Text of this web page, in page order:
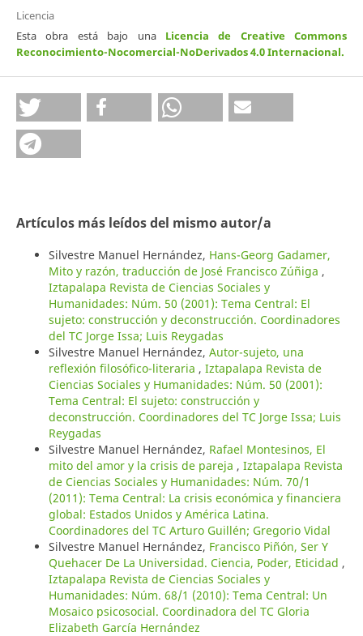
Licencia
Esta obra está bajo una Licencia de Creative Commons
Reconocimiento-Nocomercial-NoDerivados 4.0 Internacional.
Artículos más leídos del mismo autor/a
Silvestre Manuel Hernández, Hans-Georg Gadamer,
Mito y razón, traducción de José Francisco Zúñiga ,
Iztapalapa Revista de Ciencias Sociales y
Humanidades: Núm. 50 (2001): Tema Central: El
sujeto: construcción y deconstrucción. Coordinadores
del TC Jorge Issa; Luis Reygadas
Silvestre Manuel Hernández, Autor-sujeto, una
reflexión filosófico-literaria , Iztapalapa Revista de
Ciencias Sociales y Humanidades: Núm. 50 (2001):
Tema Central: El sujeto: construcción y
deconstrucción. Coordinadores del TC Jorge Issa; Luis
Reygadas
Silvestre Manuel Hernández, Rafael Montesinos, El
mito del amor y la crisis de pareja , Iztapalapa Revista
de Ciencias Sociales y Humanidades: Núm. 70/1
(2011): Tema Central: La crisis económica y financiera
global: Estados Unidos y América Latina.
Coordinadores del TC Arturo Guillén; Gregorio Vidal
Silvestre Manuel Hernández, Francisco Piñón, Ser Y
Quehacer De La Universidad. Ciencia, Poder, Eticidad ,
Iztapalapa Revista de Ciencias Sociales y
Humanidades: Núm. 68/1 (2010): Tema Central: Un
Mosaico psicosocial. Coordinadora del TC Gloria
Elizabeth García Hernández